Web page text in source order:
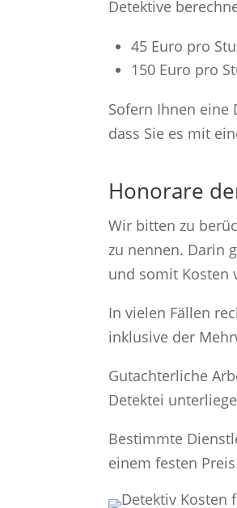
Detektive
45 Euro pro
150 Euro pro
Sofern Ihnen eine
dass Sie es mit
Honorare
Wir bitten zu
zu nennen. Darin
und somit Kosten
In vielen Fällen
inklusive der
Gutachterliche
Detektei
Bestimmte
einem festen